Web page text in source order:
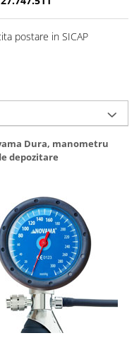
postare in SICAP
Dura, manometru
depozitare